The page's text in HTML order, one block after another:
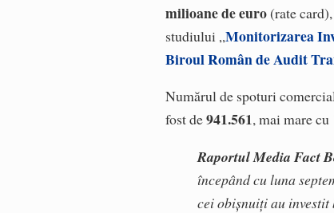
milioane de euro(rate
studiului „Monitorizarea
Biroul Român de Audit
Numărul de spoturi
fost de941.561, mai mare
Raportul Media Fact
începând cu luna
cei obișnuiți au investit